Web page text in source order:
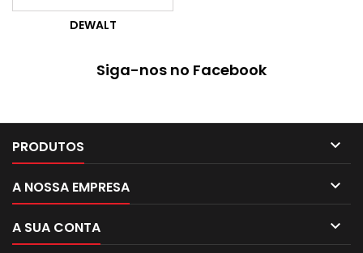
DEWALT
Siga-nos no Facebook
PRODUTOS 
A NOSSA EMPRESA 
A SUA CONTA 